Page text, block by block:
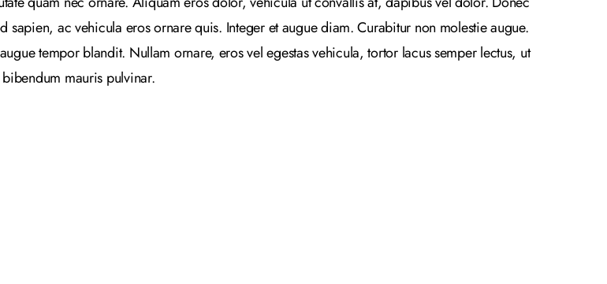
ac vehicula eros ornare quis. Integer et augue diam. Curabitur non molestie augue.
tempor blandit. Nullam ornare, eros vel egestas vehicula, tortor lacus semper lectus, ut
mauris pulvinar.